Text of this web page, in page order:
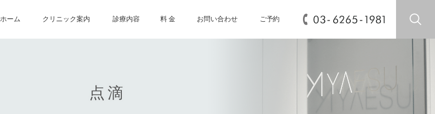
ホーム クリニック案内 診療内容 料 金 お問い合わせ ご予約
点滴